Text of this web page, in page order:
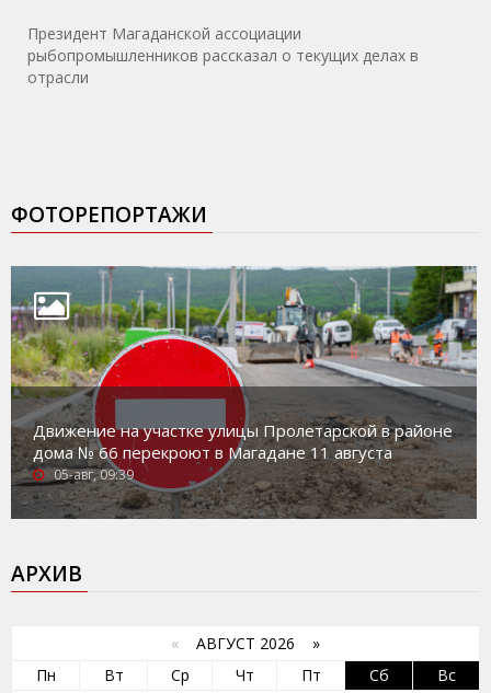
Президент Магаданской ассоциации
рыбопромышленников рассказал о текущих делах в
отрасли
ФОТОРЕПОРТАЖИ
Движение на участке улицы Пролетарской в районе
дома № 66 перекроют в Магадане 11 августа
05-авг, 09:39
АРХИВ
« АВГУСТ 2026 »
Пн
Вт Ср Чт Пт Сб Вс